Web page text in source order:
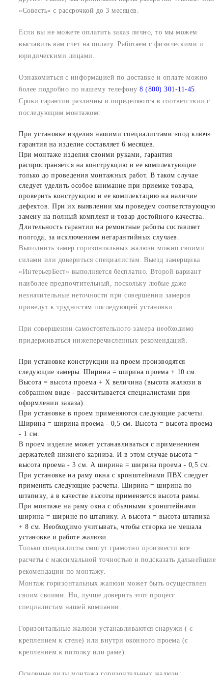
«Совесть» с рассрочкой до 3 месяцев.
Если вы не можете оплатить заказ лично, то мы можем
выставить вам счет на оплату. Работаем с физическими и
юридическими лицами.
Ознакомиться с информацией по доставке и оплате можно
более подробно по нашему телефону 8 (800) 301-11-45
Сроки гарантии различны и определяются в соответствии с
последующим монтажом:
При установке изделия нашими специалистами «под ключ»
гарантия на изделие составляет 6 месяцев.
При монтаже изделия своими руками, гарантия
распространяется на конструкцию и ее комплектующие
только до проведения монтажных работ. В таком случае
следует уделить особое внимание при приемке товара,
проверить конструкцию и ее комплектацию на наличие
дефектов. При их выявлении мы проведем соответствующую
замену на полный комплект и товар достойного качества.
Длительность гарантии на ремонтные работы составляет
полгода, за исключением негарантийных случаев.
Выполнить замер горизонтальных жалюзи можно своими
силами или довериться специалистам. Выезд замерщика
«ИнтерьерБест» выполняется бесплатно. Второй вариант
наиболее предпочтительный, поскольку любые даже
незначительные неточности при совершении замеров
приведут к трудностям последующей установки.
При совершении самостоятельного замера необходимо
придерживаться нижеперечисленных рекомендаций.
При установке конструкции на проем производятся
следующие замеры. Ширина = ширина проема + 10 см.
Высота = высота проема + Х величина (высота жалюзи в
собранном виде - рассчитывается специалистами при
оформлении заказа).
При установке в проем применяются следующие расчеты.
Ширина = ширина проема - 0,5 см. Высота = высота проема
- 1 см.
В проем изделие может устанавливаться с применением
держателей нижнего карниза. И в этом случае высота =
высота проема - 3 см. А ширина = ширина проема - 0,5 см.
При установке на раму окна с кронштейнами ПВХ следует
применять следующие расчеты. Ширина = ширина по
штапику, а в качестве высоты применяется высота рамы.
При монтаже на раму окна с обычными кронштейнами
ширина = ширине по штапику. А высота = высота штапика
+ 8 см. Необходимо учитывать, чтобы створка не мешала
установке и работе жалюзи.
Только специалисты смогут грамотно произвести все
расчеты с максимальной точностью и подсказать дальнейшие
рекомендации по монтажу.
Монтаж горизонтальных жалюзи может быть осуществлен
своим своими. Но, лучше доверить этот процесс
специалистам нашей компании.
Горизонтальные жалюзи устанавливаются снаружи ( с
креплением к стене) или внутри оконного проема (с
креплением к потолку или раме).